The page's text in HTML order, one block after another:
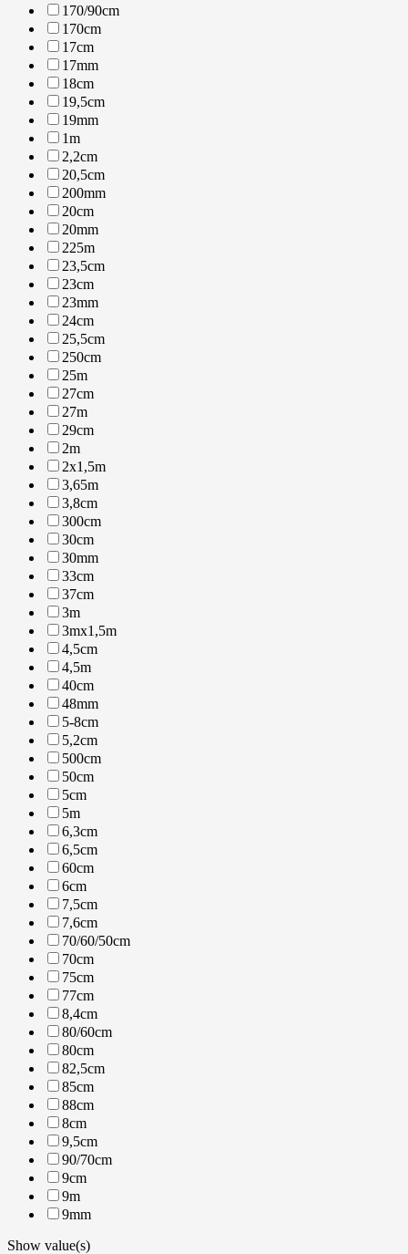
170/90cm
170cm
17cm
17mm
18cm
19,5cm
19mm
1m
2,2cm
20,5cm
200mm
20cm
20mm
225m
23,5cm
23cm
23mm
24cm
25,5cm
250cm
25m
27cm
27m
29cm
2m
2x1,5m
3,65m
3,8cm
300cm
30cm
30mm
33cm
37cm
3m
3mx1,5m
4,5cm
4,5m
40cm
48mm
5-8cm
5,2cm
500cm
50cm
5cm
5m
6,3cm
6,5cm
60cm
6cm
7,5cm
7,6cm
70/60/50cm
70cm
75cm
77cm
8,4cm
80/60cm
80cm
82,5cm
85cm
88cm
8cm
9,5cm
90/70cm
9cm
9m
9mm
Show value(s)